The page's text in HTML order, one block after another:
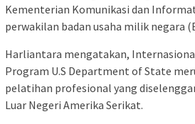
Kementerian Komunikasi dan
perwakilan badan usaha milik negara
Harliantara mengatakan,
Program U.S Department of State
pelatihan profesional yang
Luar Negeri Amerika Serikat.